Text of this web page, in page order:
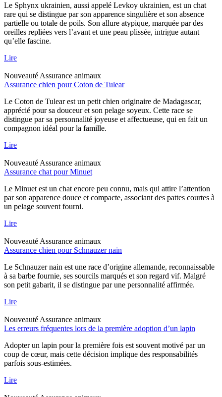
Le Sphynx ukrainien, aussi appelé Levkoy ukrainien, est un chat
rare qui se distingue par son apparence singulière et son absence
partielle ou totale de poils. Son allure atypique, marquée par des
oreilles repliées vers l’avant et une peau plissée, intrigue autant
qu’elle fascine.
Lire
Nouveauté Assurance animaux
Assurance chien pour Coton de Tulear
Le Coton de Tulear est un petit chien originaire de Madagascar,
apprécié pour sa douceur et son pelage soyeux. Cette race se
distingue par sa personnalité joyeuse et affectueuse, qui en fait un
compagnon idéal pour la famille.
Lire
Nouveauté Assurance animaux
Assurance chat pour Minuet
Le Minuet est un chat encore peu connu, mais qui attire l’attention
par son apparence douce et compacte, associant des pattes courtes à
un pelage souvent fourni.
Lire
Nouveauté Assurance animaux
Assurance chien pour Schnauzer nain
Le Schnauzer nain est une race d’origine allemande, reconnaissable
à sa barbe fournie, ses sourcils marqués et son regard vif. Malgré
son petit gabarit, il se distingue par une personnalité affirmée.
Lire
Nouveauté Assurance animaux
Les erreurs fréquentes lors de la première adoption d’un lapin
Adopter un lapin pour la première fois est souvent motivé par un
coup de cœur, mais cette décision implique des responsabilités
parfois sous-estimées.
Lire